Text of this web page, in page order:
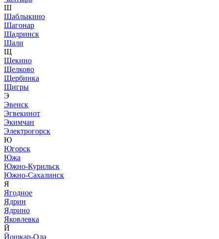
Ш
Шаблыкино
Шагонар
Шадринск
Шали
Щ
Щекино
Щелково
Щербинка
Щигры
Э
Эвенск
Эгвекинот
Экимчан
Электрогорск
Ю
Югорск
Южа
Южно-Курильск
Южно-Сахалинск
Я
Ягодное
Ядрин
Ядрино
Яковлевка
Й
Йошкар-Ола